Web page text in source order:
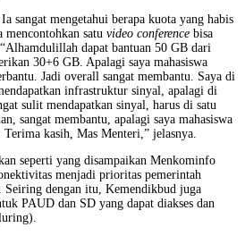
sangat mengetahui berapa kuota yang habis
satu video conference bisa
dapat bantuan 50 GB dari
30+6 GB. Apalagi saya mahasiswa
Jadi overall sangat membantu. Saya di
infrastruktur sinyal, apalagi di
sulit mendapatkan sinyal, harus di satu
sangat membantu, apalagi saya mahasiswa
Terima kasih, Mas Menteri,” jelasnya.
seperti yang disampaikan Menkominfo
menjadi prioritas pemerintah
Seiring dengan itu, Kemendikbud juga
PAUD dan SD yang dapat diakses dan